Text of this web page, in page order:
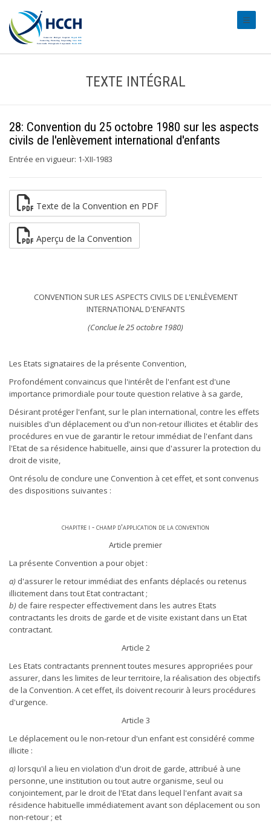
TEXTE INTÉGRAL
28: Convention du 25 octobre 1980 sur les aspects
civils de l'enlèvement international d'enfants
Entrée en vigueur: 1-XII-1983
Texte de la Convention en PDF
Aperçu de la Convention
CONVENTION SUR LES ASPECTS CIVILS DE L'ENLÈVEMENT
INTERNATIONAL D'ENFANTS
(Conclue le 25 octobre 1980)
Les Etats signataires de la présente Convention,
Profondément convaincus que l'intérêt de l'enfant est d'une
importance primordiale pour toute question relative à sa garde,
Désirant protéger l'enfant, sur le plan international, contre les effets
nuisibles d'un déplacement ou d'un non-retour illicites et établir des
procédures en vue de garantir le retour immédiat de l'enfant dans
l'Etat de sa résidence habituelle, ainsi que d'assurer la protection du
droit de visite,
Ont résolu de conclure une Convention à cet effet, et sont convenus
des dispositions suivantes :
chapitre i - champ d'application de la convention
Article premier
La présente Convention a pour objet :
a) d'assurer le retour immédiat des enfants déplacés ou retenus
illicitement dans tout Etat contractant ;
b) de faire respecter effectivement dans les autres Etats
contractants les droits de garde et de visite existant dans un Etat
contractant.
Article 2
Les Etats contractants prennent toutes mesures appropriées pour
assurer, dans les limites de leur territoire, la réalisation des objectifs
de la Convention. A cet effet, ils doivent recourir à leurs procédures
d'urgence.
Article 3
Le déplacement ou le non-retour d'un enfant est considéré comme
illicite :
a)lorsqu'il a lieu en violation d'un droit de garde, attribué à une
personne, une institution ou tout autre organisme, seul ou
conjointement, par le droit de l'Etat dans lequel l'enfant avait sa
résidence habituelle immédiatement avant son déplacement ou son
non-retour ; et